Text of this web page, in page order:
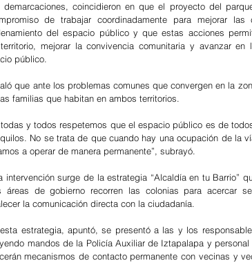
coincidieron en que el proyecto del
de trabajar coordinadamente para mejorar las
del espacio público y que estas acciones
mejorar la convivencia comunitaria y avanzar en
público.
que ante los problemas comunes que convergen en la
familias que habitan en ambos territorios.
todas y todos respetemos que el espacio público es de
No se trata de que cuando hay una ocupación de la
a operar de manera permanente”, subrayó.
intervención surge de la estrategia “Alcaldía en tu Barrio”
áreas de gobierno recorren las colonias para acercar
la comunicación directa con la ciudadanía.
estrategia, apuntó, se presentó a las y los
mandos de la Policía Auxiliar de Iztapalapa y
mecanismos de contacto permanente con vecinas y